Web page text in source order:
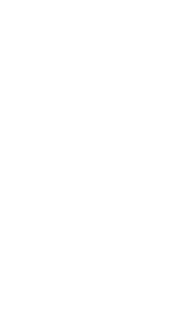
Odrasli
Likanje in
so si
Celotno
napitkov